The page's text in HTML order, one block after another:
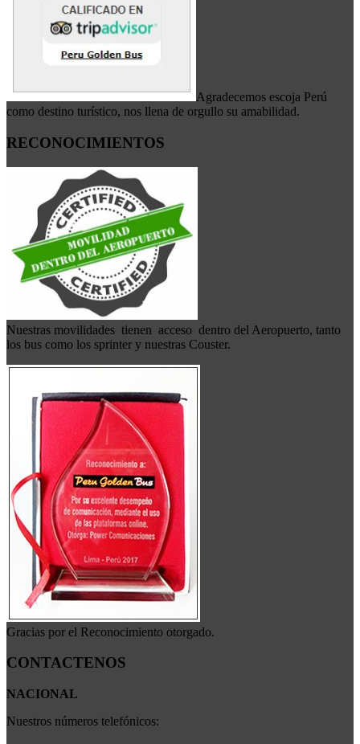
Agradecemos escoja Perú
como destino turístico, nos llena de orgullo su amabilidad.
RECONOCIMIENTOS
Nuestras movilidades tienen acceso dentro del Aeropuerto, tanto
los bus como los sprinter y nuestras Couster.
Gracias por el Reconocimiento otorgado.
CONTACTENOS
NACIONAL
Nuestros números telefónicos: